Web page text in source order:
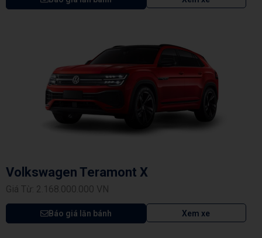
Volkswagen Teramont X
Giá Từ: 2.168.000.000 VN
Báo giá lăn bánh Xem xe